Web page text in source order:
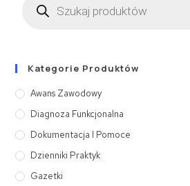
Kategorie Produktów
Awans Zawodowy
Diagnoza Funkcjonalna
Dokumentacja I Pomoce
Dzienniki Praktyk
Gazetki